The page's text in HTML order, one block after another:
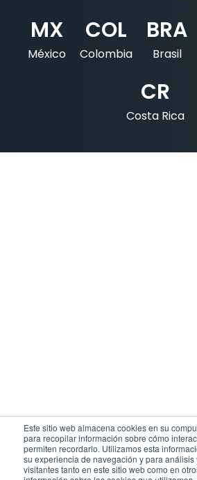
Este sitio web almacena cookies en su
para recopilar información sobre cómo
permiten recordarlo. Utilizamos esta
su experiencia de navegación y para
visitantes tanto en este sitio web como en
MX
México
COL
Colombia
BRA
Brasil
CR
Costa Rica